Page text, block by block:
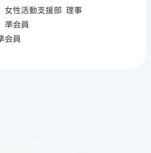
女性活動支援部 理事
準会員
会員